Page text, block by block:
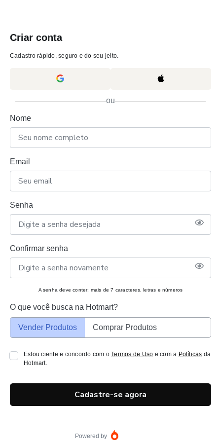
Criar conta
Cadastro rápido, seguro e do seu jeito.
ou
Nome
Email
Senha
Confirmar senha
A senha deve conter: mais de 7 caracteres, letras e números
O que você busca na Hotmart?
Vender Produtos Comprar Produtos
Estou ciente e concordo com oTermos de Uso e com a Políticas da
Hotmart.
Cadastre-se agora
Powered by